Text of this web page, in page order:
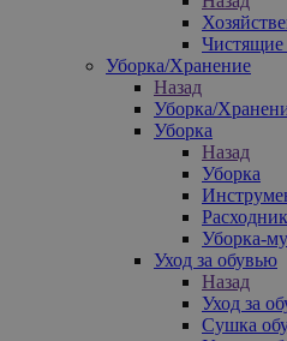
Чистящие
Уборка/Хранение
Назад
Уборка/
Уборка
Назад
Уборка
Уборка-
Уход за обувью
Назад
Уход за
Сушка